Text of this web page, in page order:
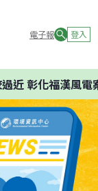
電子報 登入
近 彰化福漢風電